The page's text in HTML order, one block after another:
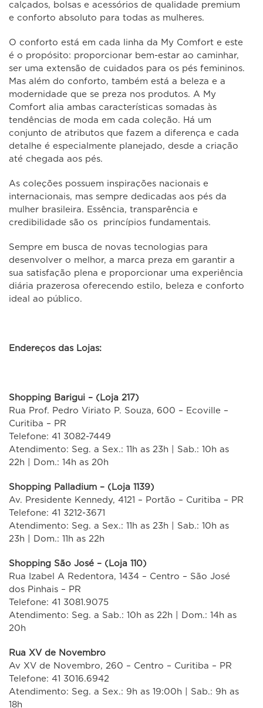
calçados, bolsas e acessórios de qualidade premium
e conforto absoluto para todas as mulheres.
O conforto está em cada linha da My Comfort e este
é o propósito: proporcionar bem-estar ao caminhar,
ser uma extensão de cuidados para os pés femininos.
Mas além do conforto, também está a beleza e a
modernidade que se preza nos produtos. A My
Comfort alia ambas características somadas às
tendências de moda em cada coleção. Há um
conjunto de atributos que fazem a diferença e cada
detalhe é especialmente planejado, desde a criação
até chegada aos pés.
As coleções possuem inspirações nacionais e
internacionais, mas sempre dedicadas aos pés da
mulher brasileira. Essência, transparência e
credibilidade são os princípios fundamentais.
Sempre em busca de novas tecnologias para
desenvolver o melhor, a marca preza em garantir a
sua satisfação plena e proporcionar uma experiência
diária prazerosa oferecendo estilo, beleza e conforto
ideal ao público.
Endereços das Lojas:
Shopping Barigui – (Loja 217)
Rua Prof. Pedro Viriato P. Souza, 600 – Ecoville –
Curitiba – PR
Telefone: 41 3082-7449
Atendimento: Seg. a Sex.: 11h as 23h | Sab.: 10h as
22h | Dom.: 14h as 20h
Shopping Palladium – (Loja 1139)
Av. Presidente Kennedy, 4121 – Portão – Curitiba – PR
Telefone: 41 3212-3671
Atendimento: Seg. a Sex.: 11h as 23h | Sab.: 10h as
23h | Dom.: 11h as 22h
Shopping São José – (Loja 110)
Rua Izabel A Redentora, 1434 – Centro – São José
dos Pinhais – PR
Telefone: 41 3081.9075
Atendimento: Seg. a Sab.: 10h as 22h | Dom.: 14h as
20h
Rua XV de Novembro
Av XV de Novembro, 260 – Centro – Curitiba – PR
Telefone: 41 3016.6942
Atendimento: Seg. a Sex.: 9h as 19:00h | Sab.: 9h as
18h